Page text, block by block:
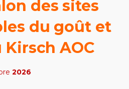
des sites
du goût et
AOC
2026